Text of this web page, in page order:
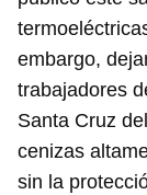
embargo,
trabajadores
Santa Cruz
cenizas
sin la